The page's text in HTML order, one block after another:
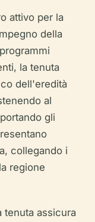
attivo per la
della
la tenuta
dell'eredità
al
gli
collegando i
regione
tenuta assicura